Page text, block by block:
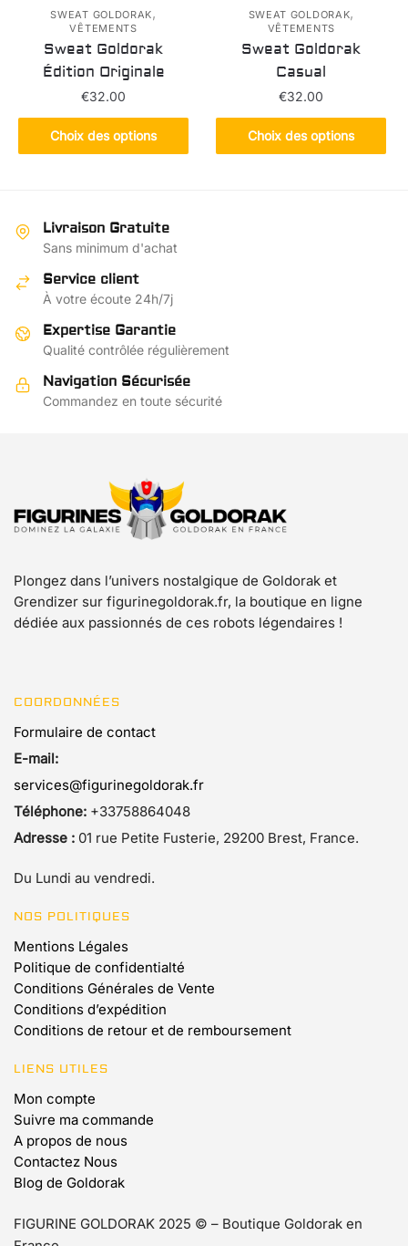
page
du
produit
la
page
du
produit
SWEAT GOLDORAK,
VÊTEMENTS
Sweat Goldorak
Édition Originale
€32.00
Choix des options
Ce
produit
variations.
peuvent
être
choisies
sur
page
SWEAT GOLDORAK,
VÊTEMENTS
Sweat Goldorak
Casual
€32.00
Choix des options
Ce
produit
Livraison Gratuite
Sans minimum d'achat
Service client
À votre écoute 24h/7j
Expertise Garantie
Qualité contrôlée régulièrement
Navigation Sécurisée
Commandez en toute sécurité
Plongez dans l’univers nostalgique de Goldorak et
Grendizer sur figurinegoldorak.fr, la boutique en ligne
dédiée aux passionnés de ces robots légendaires !
COORDONNÉES
Formulaire de contact
E-mail:
services@figurinegoldorak.fr
Téléphone: +33758864048
Adresse : 01 rue Petite Fusterie, 29200 Brest, France.
Du Lundi au vendredi.
NOS POLITIQUES
Mentions Légales
Politique de confidentialté
Conditions Générales de Vente
Conditions d’expédition
Conditions de retour et de remboursement
LIENS UTILES
Mon compte
Suivre ma commande
A propos de nous
Contactez Nous
Blog de Goldorak
FIGURINE GOLDORAK 2025 © – Boutique Goldorak en